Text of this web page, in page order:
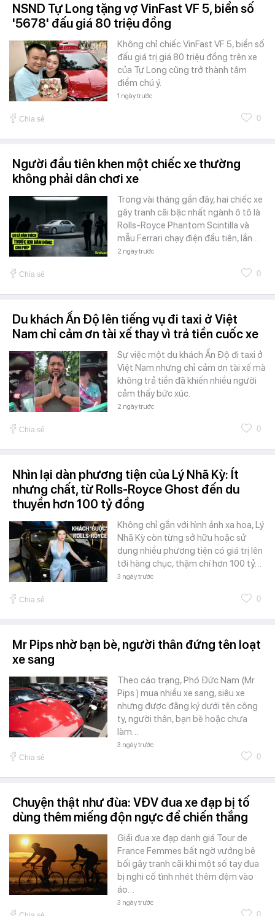
NSND Tự Long tặng vợ VinFast VF 5, biển số
'5678' đấu giá 80 triệu đồng
Không chỉ chiếc VinFast VF 5, biển số
đấu giá trị giá 80 triệu đồng trên xe
của Tự Long cũng trở thành tâm
điểm chú ý.
1 ngày trước
Chia sẻ 0
Người đầu tiên khen một chiếc xe thường
không phải dân chơi xe
Trong vài tháng gần đây, hai chiếc xe
gây tranh cãi bậc nhất ngành ô tô là
Rolls-Royce Phantom Scintilla và
mẫu Ferrari chạy điện đầu tiên, lần…
2 ngày trước
Chia sẻ 0
Du khách Ấn Độ lên tiếng vụ đi taxi ở Việt
Nam chỉ cảm ơn tài xế thay vì trả tiền cuốc xe
Sự việc một du khách Ấn Độ đi taxi ở
Việt Nam nhưng chỉ cảm ơn tài xế mà
không trả tiền đã khiến nhiều người
cảm thấy bức xúc.
2 ngày trước
Chia sẻ 0
Nhìn lại dàn phương tiện của Lý Nhã Kỳ: Ít
nhưng chất, từ Rolls-Royce Ghost đến du
thuyền hơn 100 tỷ đồng
Không chỉ gắn với hình ảnh xa hoa, Lý
Nhã Kỳ còn từng sở hữu hoặc sử
dụng nhiều phương tiện có giá trị lên
tới hàng chục, thậm chí hơn 100 tỷ…
3 ngày trước
Chia sẻ 0
Mr Pips nhờ bạn bè, người thân đứng tên loạt
xe sang
Theo cáo trạng, Phó Đức Nam (Mr
Pips ) mua nhiều xe sang, siêu xe
nhưng được đăng ký dưới tên công
ty, người thân, bạn bè hoặc chưa
làm…
3 ngày trước
Chia sẻ 0
Chuyện thật như đùa: VĐV đua xe đạp bị tố
dùng thêm miếng độn ngực để chiến thắng
Giải đua xe đạp danh giá Tour de
France Femmes bất ngờ vướng bê
bối gây tranh cãi khi một số tay đua
bị nghi cố tình nhét thêm đệm vào
áo…
3 ngày trước